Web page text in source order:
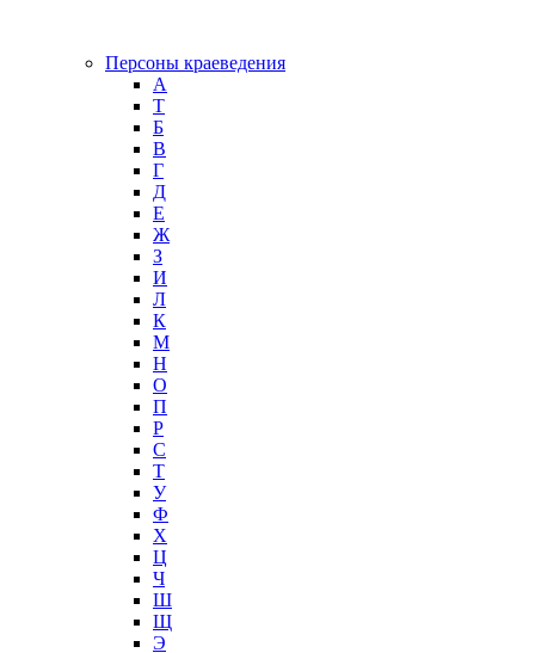
Персоны краеведения
А
T
Б
В
Г
Д
Е
Ж
З
И
Л
К
М
Н
О
П
Р
С
Т
У
Ф
Х
Ц
Ч
Ш
Щ
Э